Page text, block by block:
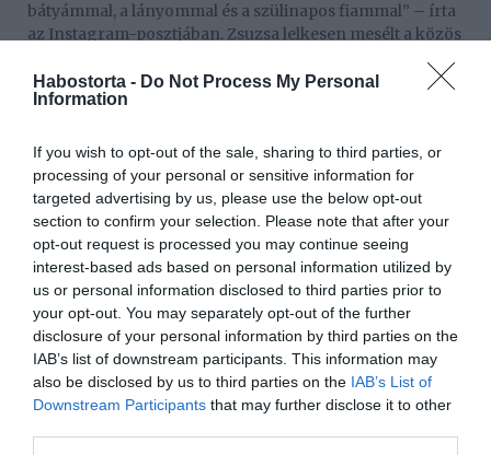
Habostorta - Do Not Process My Personal
Information
If you wish to opt-out of the sale, sharing to third parties, or
processing of your personal or sensitive information for
targeted advertising by us, please use the below opt-out
section to confirm your selection. Please note that after your
opt-out request is processed you may continue seeing
interest-based ads based on personal information utilized by
us or personal information disclosed to third parties prior to
your opt-out. You may separately opt-out of the further
disclosure of your personal information by third parties on the
IAB’s list of downstream participants. This information may
also be disclosed by us to third parties on the IAB’s List of
Downstream Participants that may further disclose it to other
bátyámmal, a lányommal és a szülinapos fiammal” – írta
az Instagram-posztjában. Zsuzsa lelkesen mesélt a közös
Ferenc. Ez különösen szembetűnő annak fényében,
hogy két évvel ezelőtt Zsuzsa még boldogan osztott meg
napról.
Nem nyilatkoznak a házasságukról
Ferenc eltűnése Zsuzsa közösségi oldaláról és a
házasságuk körüli csend sokakban kérdéseket vetett fel.
Bár a műsorvezető továbbra is hordja a jegygyűrűjét, és
semmilyen konkrét jel nem utal arra, hogy a kapcsolatuk
válságban lenne, a televíziós múltja miatt sokan
találgatásokba bocsátkoztak. Vajon csupán
következetesen tartja magát ahhoz az elhatározásához,
hogy a magánélete valóban magánélet maradjon?
Egyelőre csak találgatni lehet, hogy mi állhat a háttérben,
hiszen sem Zsuzsa, sem Ferenc nem kívánt nyilatkozni a